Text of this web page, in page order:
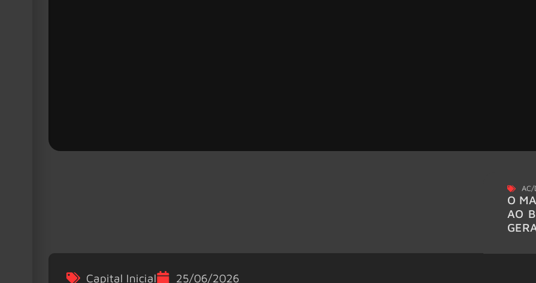
AC/
O
AO
Capital Inicial 25/06/2026